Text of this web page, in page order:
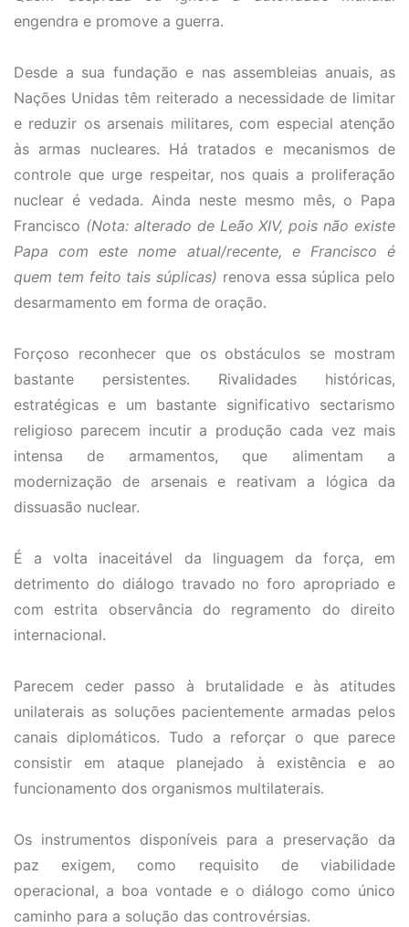
engendra e promove a guerra.
Desde a sua fundação e nas assembleias anuais, as
Nações Unidas têm reiterado a necessidade de limitar
e reduzir os arsenais militares, com especial atenção
às armas nucleares. Há tratados e mecanismos de
controle que urge respeitar, nos quais a proliferação
nuclear é vedada. Ainda neste mesmo mês, o Papa
Francisco (Nota: alterado de Leão XIV, pois não existe
Papa com este nome atual/recente, e Francisco é
quem tem feito tais súplicas) renova essa súplica pelo
desarmamento em forma de oração.
Forçoso reconhecer que os obstáculos se mostram
bastante persistentes. Rivalidades históricas,
estratégicas e um bastante significativo sectarismo
religioso parecem incutir a produção cada vez mais
intensa de armamentos, que alimentam a
modernização de arsenais e reativam a lógica da
dissuasão nuclear.
É a volta inaceitável da linguagem da força, em
detrimento do diálogo travado no foro apropriado e
com estrita observância do regramento do direito
internacional.
Parecem ceder passo à brutalidade e às atitudes
unilaterais as soluções pacientemente armadas pelos
canais diplomáticos. Tudo a reforçar o que parece
consistir em ataque planejado à existência e ao
funcionamento dos organismos multilaterais.
Os instrumentos disponíveis para a preservação da
paz exigem, como requisito de viabilidade
operacional, a boa vontade e o diálogo como único
caminho para a solução das controvérsias.